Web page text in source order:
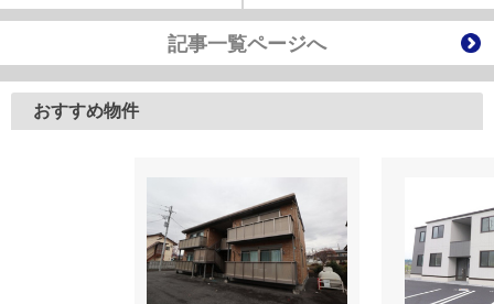
記事一覧ページへ
おすすめ物件